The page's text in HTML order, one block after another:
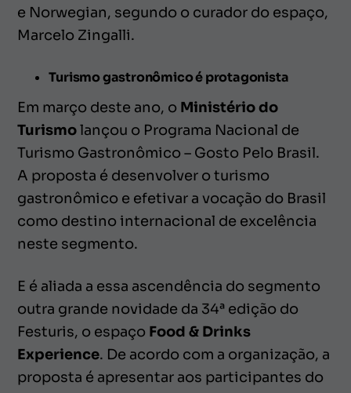
e Norwegian, segundo o curador do espaço,
Marcelo Zingalli.
Turismo gastronômico é protagonista
Em março deste ano, o Ministério do
Turismolançou o Programa Nacional de
Turismo Gastronômico – Gosto Pelo Brasil.
A proposta é desenvolver o turismo
gastronômico e efetivar a vocação do Brasil
como destino internacional de excelência
neste segmento.
E é aliada a essa ascendência do segmento
outra grande novidade da 34ª edição do
Festuris, o espaço Food & Drinks
Experience. De acordo com a organização, a
proposta é apresentar aos participantes do